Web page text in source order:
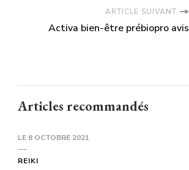
ARTICLE SUIVANT
Activa bien-être prébiopro avis
Articles recommandés
LE 8 OCTOBRE 2021
REIKI